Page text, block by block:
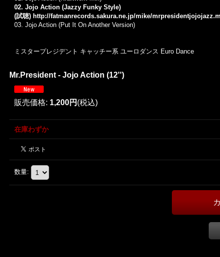
02. Jojo Action (Jazzy Funky Style)
(試聴) http://fatmanrecords.sakura.ne.jp/mike/
03. Jojo Action (Put It On Another Version)
ミスタープレジデント キャッチー系 ユーロダンス Euro Dance
Mr.President - Jojo Action (12'')
販売価格: 1,200円 (税込)
在庫わずか
数量: